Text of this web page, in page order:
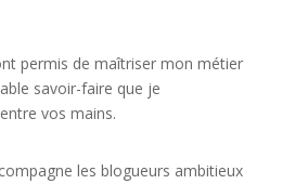
permis de maîtriser mon métier
savoir-faire que je
vos mains.
les blogueurs ambitieux